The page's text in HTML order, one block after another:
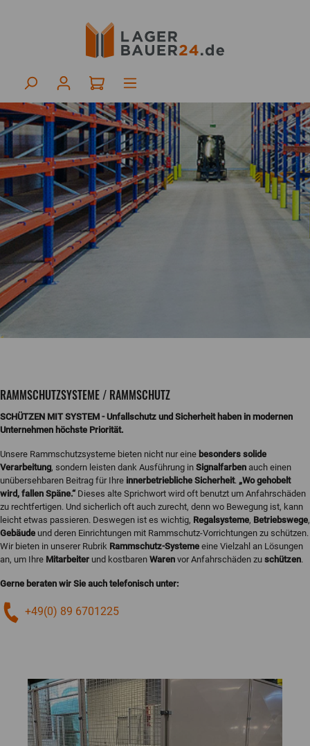
RAMMSCHUTZSYSTEME / RAMMSCHUTZ
SCHÜTZEN MIT SYSTEM - Unfallschutz und Sicherheit haben in modernen
Unternehmen höchste Priorität.
Unsere Rammschutzsysteme bieten nicht nur eine besonders solide
Verarbeitung, sondern leisten dank Ausführung in Signalfarben auch einen
unübersehbaren Beitrag für Ihre innerbetriebliche Sicherheit. „Wo gehobelt
wird, fallen Späne.“Dieses alte Sprichwort wird oft benutzt um Anfahrschäden
zu rechtfertigen. Und sicherlich oft auch zurecht, denn wo Bewegung ist, kann
leicht etwas passieren. Deswegen ist es wichtig, Regalsysteme, Betriebswege,
Gebäude und deren Einrichtungen mit Rammschutz-Vorrichtungen zu schützen.
Wir bieten in unserer Rubrik Rammschutz-Systeme eine Vielzahl an Lösungen
an, um Ihre Mitarbeiter und kostbaren Waren vor Anfahrschäden zu schützen.
Gerne beraten wir Sie auch telefonisch unter:
+49(0) 89 6701225